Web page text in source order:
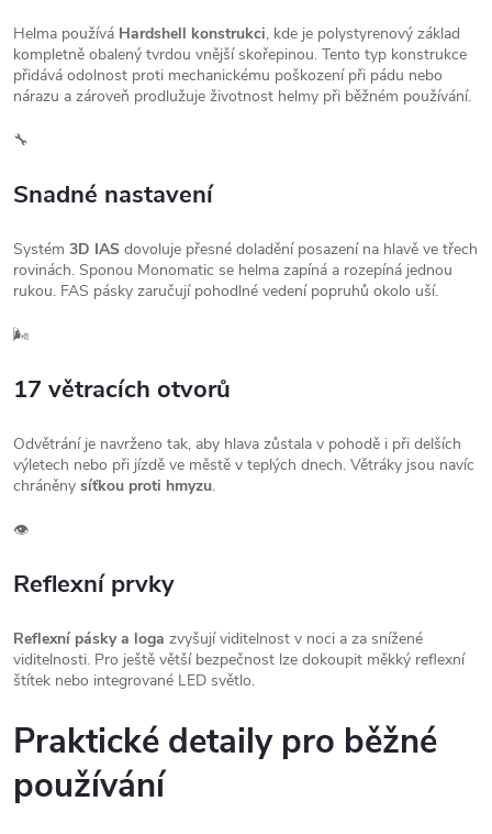
Helma používá Hardshell konstrukci, kde je polystyrenový základ
kompletně obalený tvrdou vnější skořepinou. Tento typ konstrukce
přidává odolnost proti mechanickému poškození při pádu nebo
nárazu a zároveň prodlužuje životnost helmy při běžném používání.
🔧
Snadné nastavení
Systém 3D IAS dovoluje přesné doladění posazení na hlavě ve třech
rovinách. Sponou Monomatic se helma zapíná a rozepíná jednou
rukou. FAS pásky zaručují pohodlné vedení popruhů okolo uší.
🌬️
17 větracích otvorů
Odvětrání je navrženo tak, aby hlava zůstala v pohodě i při delších
výletech nebo při jízdě ve městě v teplých dnech. Větráky jsou navíc
chráněny síťkou proti hmyzu.
👁️
Reflexní prvky
Reflexní pásky a loga zvyšují viditelnost v noci a za snížené
viditelnosti. Pro ještě větší bezpečnost lze dokoupit měkký reflexní
štítek nebo integrované LED světlo.
Praktické detaily pro běžné
používání